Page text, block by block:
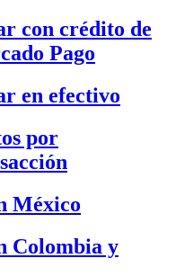
con crédito de
Pago
en efectivo
por
México
Colombia y